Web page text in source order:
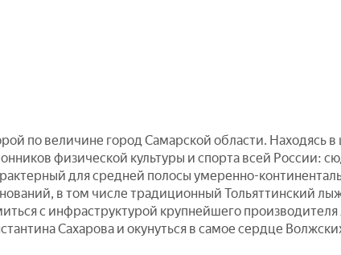
по величине город Самарской области. Находясь
физической культуры и спорта всей России:
для средней полосы умеренно-
в том числе традиционный Тольяттинский
с инфраструктурой крупнейшего
Сахарова и окунуться в самое сердце